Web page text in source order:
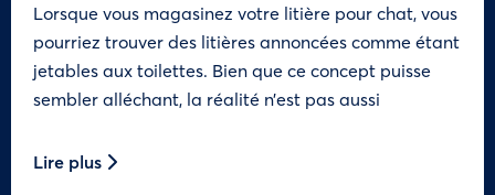
Lorsque vous magasinez votre litière pour chat, vous
pourriez trouver des litières annoncées comme étant
jetables aux toilettes. Bien que ce concept puisse
sembler alléchant, la réalité n’est pas aussi
Lire plus